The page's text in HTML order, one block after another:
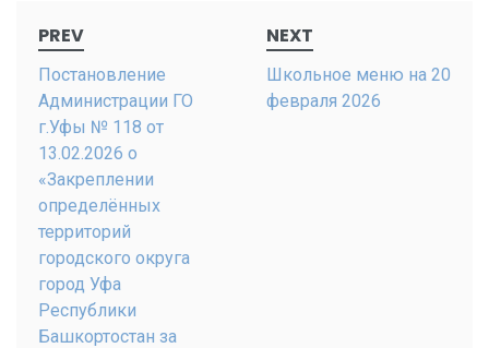
navigation
PREV
Постановление
Администрации ГО
г.Уфы № 118 от
13.02.2026 о
«Закреплении
определённых
территорий
городского округа
город Уфа
Республики
Башкортостан за
NEXT
Школьное меню на 20
февраля 2026